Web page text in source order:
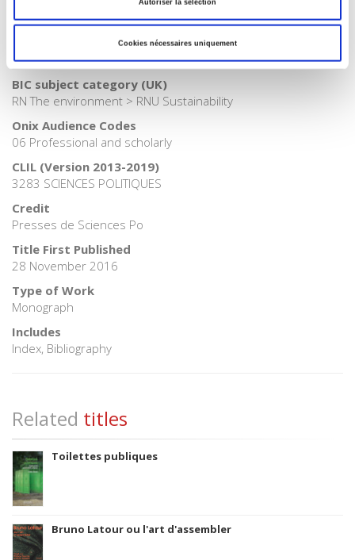
Autoriser la sélection
Cookies nécessaires uniquement
BISAC Subject Heading
NAT010000 NATURE / Ecology > NAT038000 NATURE / Natural
Resources
BIC subject category (UK)
RN The environment > RNU Sustainability
Onix Audience Codes
06 Professional and scholarly
CLIL (Version 2013-2019)
3283 SCIENCES POLITIQUES
Credit
Presses de Sciences Po
Title First Published
28 November 2016
Type of Work
Monograph
Includes
Index, Bibliography
Related titles
Toilettes publiques
Bruno Latour ou l'art d'assembler